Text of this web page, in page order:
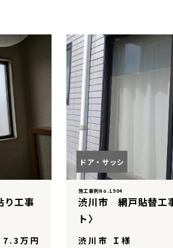
工事
7.3万円
ドア・サッシ
施工事例No.1904
渋川市 網戸貼替工
ト〉
渋川市 Ｉ様